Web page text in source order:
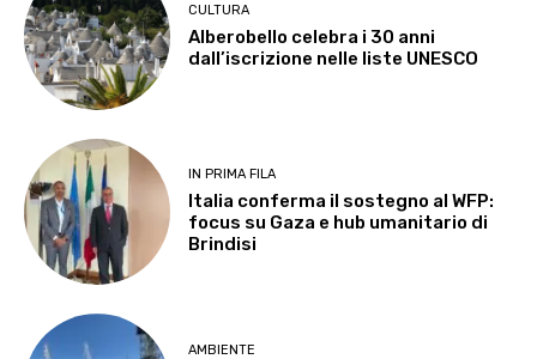
CULTURA
Alberobello celebra i 30 anni
dall’iscrizione nelle liste UNESCO
IN PRIMA FILA
Italia conferma il sostegno al WFP:
focus su Gaza e hub umanitario di
Brindisi
AMBIENTE